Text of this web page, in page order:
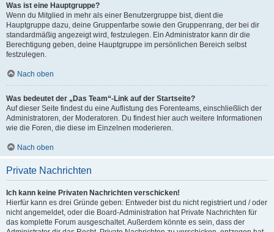
Was ist eine Hauptgruppe?
Wenn du Mitglied in mehr als einer Benutzergruppe bist, dient die
Hauptgruppe dazu, deine Gruppenfarbe sowie den Gruppenrang, der bei dir
standardmäßig angezeigt wird, festzulegen. Ein Administrator kann dir die
Berechtigung geben, deine Hauptgruppe im persönlichen Bereich selbst
festzulegen.
Nach oben
Was bedeutet der „Das Team“-Link auf der Startseite?
Auf dieser Seite findest du eine Auflistung des Forenteams, einschließlich der
Administratoren, der Moderatoren. Du findest hier auch weitere Informationen
wie die Foren, die diese im Einzelnen moderieren.
Nach oben
Private Nachrichten
Ich kann keine Privaten Nachrichten verschicken!
Hierfür kann es drei Gründe geben: Entweder bist du nicht registriert und / oder
nicht angemeldet, oder die Board-Administration hat Private Nachrichten für
das komplette Forum ausgeschaltet. Außerdem könnte es sein, dass der